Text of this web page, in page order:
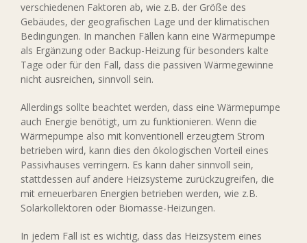
verschiedenen Faktoren ab, wie z.B. der Größe des
Gebäudes, der geografischen Lage und der klimatischen
Bedingungen. In manchen Fällen kann eine Wärmepumpe
als Ergänzung oder Backup-Heizung für besonders kalte
Tage oder für den Fall, dass die passiven Wärmegewinne
nicht ausreichen, sinnvoll sein.
Allerdings sollte beachtet werden, dass eine Wärmepumpe
auch Energie benötigt, um zu funktionieren. Wenn die
Wärmepumpe also mit konventionell erzeugtem Strom
betrieben wird, kann dies den ökologischen Vorteil eines
Passivhauses verringern. Es kann daher sinnvoll sein,
stattdessen auf andere Heizsysteme zurückzugreifen, die
mit erneuerbaren Energien betrieben werden, wie z.B.
Solarkollektoren oder Biomasse-Heizungen.
In jedem Fall ist es wichtig, dass das Heizsystem eines